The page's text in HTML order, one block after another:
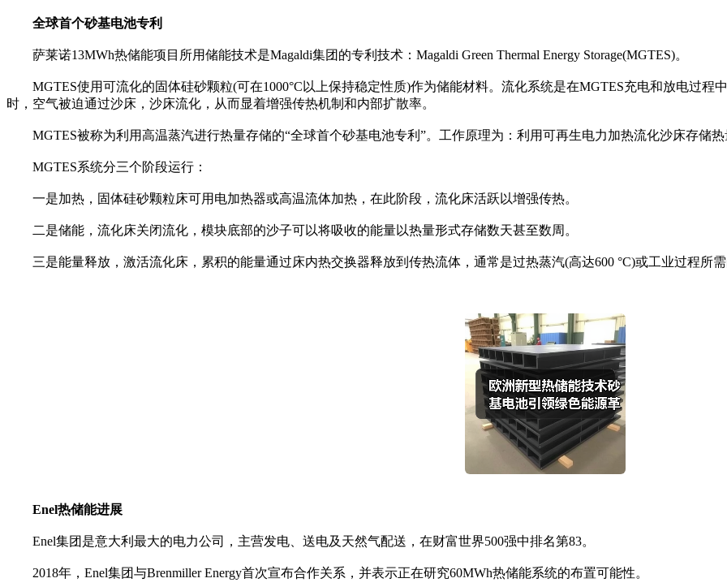
全球首个砂基电池专利
萨莱诺13MWh热储能项目所用储能技术是Magaldi集团的专利技术：Magaldi Green Thermal Energy Storage(MGTES)。
MGTES使用可流化的固体硅砂颗粒(可在1000°C以上保持稳定性质)作为储能材料。流化系统是在MGTES充电和放电过程
时，空气被迫通过沙床，沙床流化，从而显着增强传热机制和内部扩散率。
MGTES被称为利用高温蒸汽进行热量存储的“全球首个砂基电池专利”。工作原理为：利用可再生电力加热流化沙床存储热
MGTES系统分三个阶段运行：
一是加热，固体硅砂颗粒床可用电加热器或高温流体加热，在此阶段，流化床活跃以增强传热。
二是储能，流化床关闭流化，模块底部的沙子可以将吸收的能量以热量形式存储数天甚至数周。
三是能量释放，激活流化床，累积的能量通过床内热交换器释放到传热流体，通常是过热蒸汽(高达600 °C)或工业过程所需
Enel热储能进展
Enel集团是意大利最大的电力公司，主营发电、送电及天然气配送，在财富世界500强中排名第83。
2018年，Enel集团与Brenmiller Energy首次宣布合作关系，并表示正在研究60MWh热储能系统的布置可能性。